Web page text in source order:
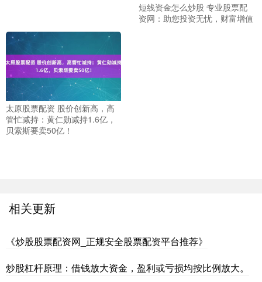
短线资金怎么炒股 专业股票配
资网：助您投资无忧，财富增值
太原股票配资 股价创新高，高
管忙减持：黄仁勋减持1.6亿，
贝索斯要卖50亿！
相关更新
《炒股股票配资网_正规安全股票配资平台推荐》
炒股杠杆原理：借钱放大资金，盈利或亏损均按比例放大。